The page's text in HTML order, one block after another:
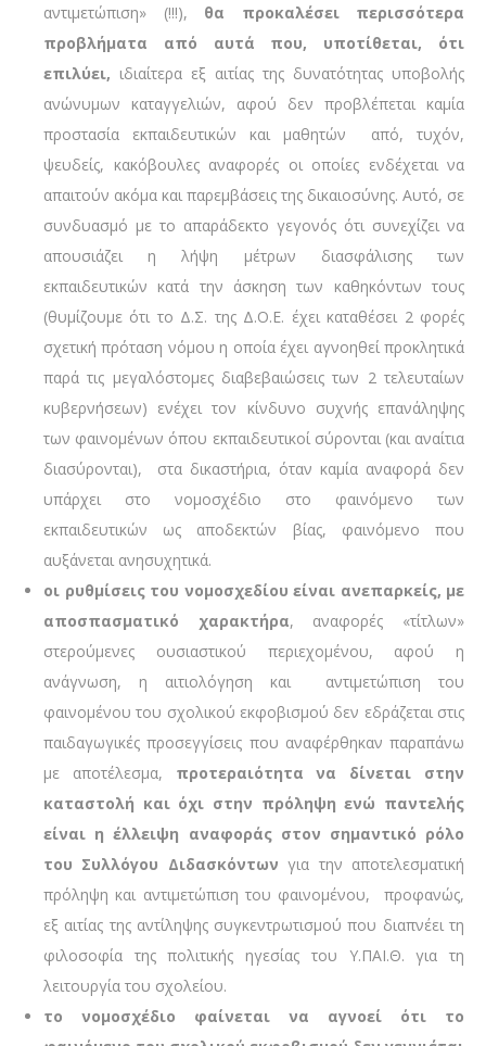
αντιμετώπιση» (!!!), θα προκαλέσει περισσότερα
προβλήματα από αυτά που, υποτίθεται, ότι
επιλύει, ιδιαίτερα εξ αιτίας της δυνατότητας υποβολής
ανώνυμων καταγγελιών, αφού δεν προβλέπεται καμία
προστασία εκπαιδευτικών και μαθητών από, τυχόν,
ψευδείς, κακόβουλες αναφορές οι οποίες ενδέχεται να
απαιτούν ακόμα και παρεμβάσεις της δικαιοσύνης. Αυτό, σε
συνδυασμό με το απαράδεκτο γεγονός ότι συνεχίζει να
απουσιάζει η λήψη μέτρων διασφάλισης των
εκπαιδευτικών κατά την άσκηση των καθηκόντων τους
(θυμίζουμε ότι το Δ.Σ. της Δ.Ο.Ε. έχει καταθέσει 2 φορές
σχετική πρόταση νόμου η οποία έχει αγνοηθεί προκλητικά
παρά τις μεγαλόστομες διαβεβαιώσεις των 2 τελευταίων
κυβερνήσεων) ενέχει τον κίνδυνο συχνής επανάληψης
των φαινομένων όπου εκπαιδευτικοί σύρονται (και αναίτια
διασύρονται), στα δικαστήρια, όταν καμία αναφορά δεν
υπάρχει στο νομοσχέδιο στο φαινόμενο των
εκπαιδευτικών ως αποδεκτών βίας, φαινόμενο που
αυξάνεται ανησυχητικά.
οι ρυθμίσεις του νομοσχεδίου είναι ανεπαρκείς, με
αποσπασματικό χαρακτήρα, αναφορές «τίτλων»
στερούμενες ουσιαστικού περιεχομένου, αφού η
ανάγνωση, η αιτιολόγηση και αντιμετώπιση του
φαινομένου του σχολικού εκφοβισμού δεν εδράζεται στις
παιδαγωγικές προσεγγίσεις που αναφέρθηκαν παραπάνω
με αποτέλεσμα, προτεραιότητα να δίνεται στην
καταστολή και όχι στην πρόληψη ενώ παντελής
είναι η έλλειψη αναφοράς στον σημαντικό ρόλο
του Συλλόγου Διδασκόντων για την αποτελεσματική
πρόληψη και αντιμετώπιση του φαινομένου, προφανώς,
εξ αιτίας της αντίληψης συγκεντρωτισμού που διαπνέει τη
φιλοσοφία της πολιτικής ηγεσίας του Υ.ΠΑΙ.Θ. για τη
λειτουργία του σχολείου.
το νομοσχέδιο φαίνεται να αγνοεί ότι το